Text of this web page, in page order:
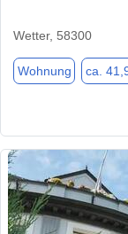
Wetter, 58300
Wohnung ca.